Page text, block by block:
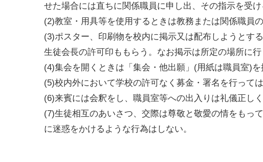
せた場合には直ちに関係職員に申し出、その指示を受
(2)教室・用具等を使用するときは教務または関係職員
(3)ポスター、印刷物を校内に掲示又は配布しようとす
生徒会長の許可印ももらう。なお掲示は所定の場所に行
(4)集会を開くときは「集会・他出願」(用紙は職員室)を
(5)校内外において学校の許可なく募金・署名を行っては
(6)来賓には会釈をし、職員室等への出入りは礼儀正しく
(7)生徒相互のあいさつ、交際は尊敬と敬愛の情をもっ
に迷惑をかけるような行為はしない。